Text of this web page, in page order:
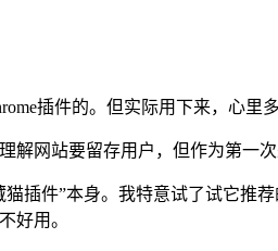
插件的。但实际用下来，心里
网站要留存用户，但作为第一
插件”本身。我特意试了试它
好用。